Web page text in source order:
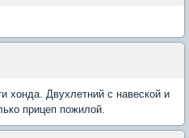
хонда. Двухлетний с навеской и
прицеп пожилой.